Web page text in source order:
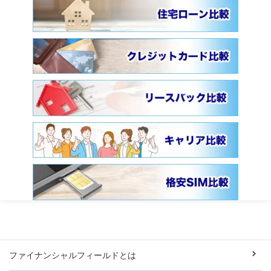
ファイナンシャルフィールドとは